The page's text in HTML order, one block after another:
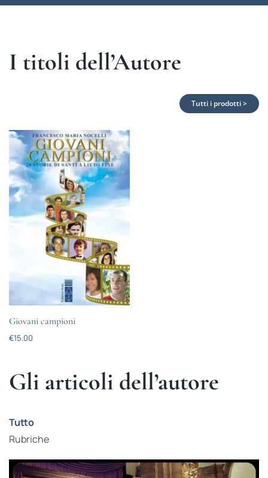
I titoli dell’Autore
Tutti i prodotti >
Giovani campioni
€15.00
Gli articoli dell’autore
Tutto
Rubriche